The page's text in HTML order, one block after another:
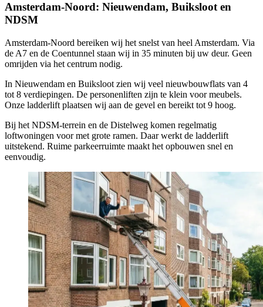
Amsterdam-Noord: Nieuwendam, Buiksloot en
NDSM
Amsterdam-Noord bereiken wij het snelst van heel Amsterdam. Via
de A7 en de Coentunnel staan wij in 35 minuten bij uw deur. Geen
omrijden via het centrum nodig.
In Nieuwendam en Buiksloot zien wij veel nieuwbouwflats van 4
tot 8 verdiepingen. De personenliften zijn te klein voor meubels.
Onze ladderlift plaatsen wij aan de gevel en bereikt tot 9 hoog.
Bij het NDSM-terrein en de Distelweg komen regelmatig
loftwoningen voor met grote ramen. Daar werkt de ladderlift
uitstekend. Ruime parkeerruimte maakt het opbouwen snel en
eenvoudig.